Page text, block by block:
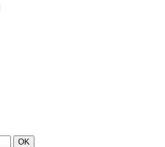
OK